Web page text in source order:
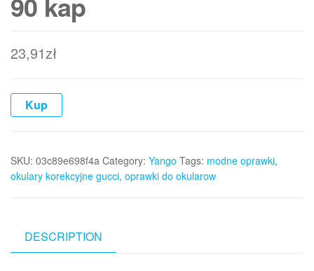
23,91zł
Kup
SKU: 03c89e698f4a Category: Yango Tags: modne oprawki,
okulary korekcyjne gucci, oprawki do okularow
DESCRIPTION